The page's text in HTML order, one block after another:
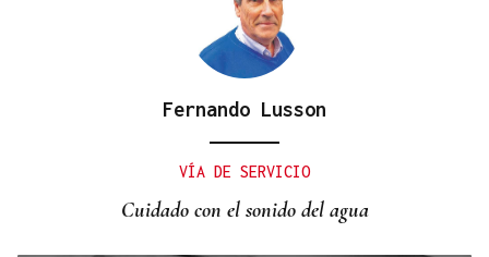
Un herido en la colisión entre dos coches en la
Fernando Lusson
VÍA DE SERVICIO
Cuidado con el sonido del agua